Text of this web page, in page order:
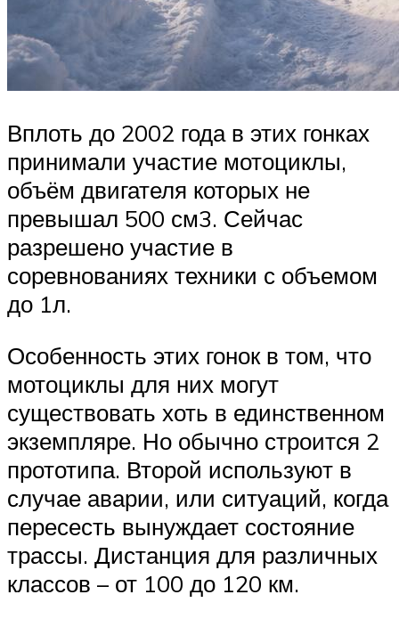
Вплоть до 2002 года в этих гонках
принимали участие мотоциклы,
объём двигателя которых не
превышал 500 см3. Сейчас
разрешено участие в
соревнованиях техники с объемом
до 1л.
Особенность этих гонок в том, что
мотоциклы для них могут
существовать хоть в единственном
экземпляре. Но обычно строится 2
прототипа. Второй используют в
случае аварии, или ситуаций, когда
пересесть вынуждает состояние
трассы. Дистанция для различных
классов – от 100 до 120 км.